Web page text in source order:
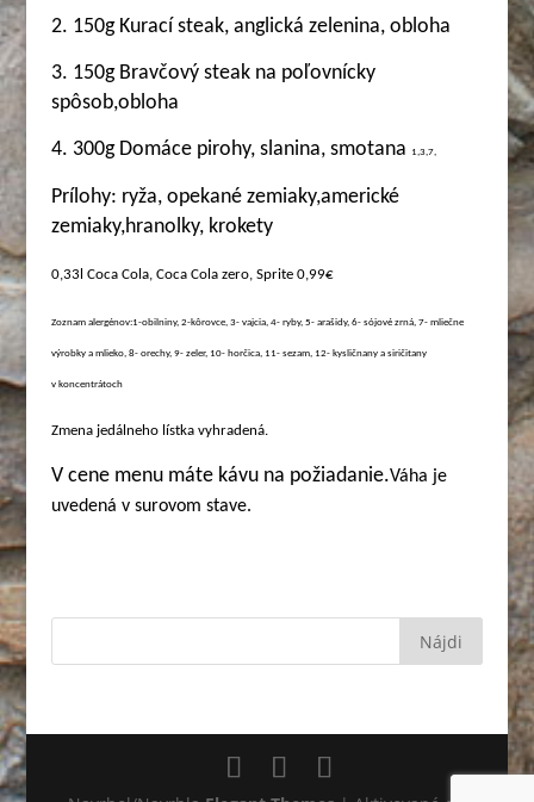
2. 150g Kurací steak, anglická zelenina, obloha
3. 150g Bravčový steak na poľovnícky
spôsob,obloha
4. 300g Domáce pirohy, slanina, smotana 1,3,7,
Prílohy: ryža, opekané zemiaky,americké
zemiaky,hranolky, krokety
0,33l Coca Cola, Coca Cola zero, Sprite 0,99€
Zoznam alergénov:1-obilniny, 2-kôrovce, 3- vajcia, 4- ryby, 5- arašidy, 6- sójové zrná, 7- mliečne
výrobky a mlieko, 8- orechy, 9- zeler, 10- horčica, 11- sezam, 12- kysličnany a siričitany
v koncentrátoch
Zmena jedálneho lístka vyhradená.
V cene menu máte kávu na požiadanie.Váha je
uvedená v surovom stave.